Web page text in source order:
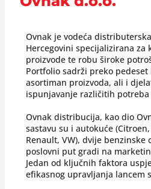
Ovnak je vodeća
Hercegovini specijalizirana za
proizvode te robu široke
Portfolio sadrži preko
asortiman proizvoda, ali i
ispunjavanje različitih potreba
Ovnak distribucija, kao dio
sastavu su i autokuće
Renault, VW), dvije benzinske
poslovni put gradi na
Jedan od ključnih faktora
efikasnog upravljanja lancem